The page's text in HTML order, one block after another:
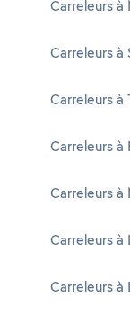
Carreleurs à
Carreleurs à
Carreleurs à
Carreleurs à
Carreleurs à
Carreleurs à
Carreleurs à